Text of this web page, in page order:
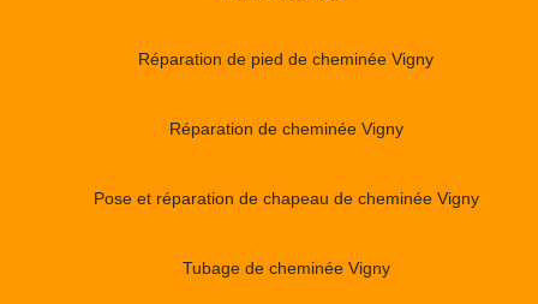
Réparation de pied de cheminée Vigny
Réparation de cheminée Vigny
Pose et réparation de chapeau de cheminée Vigny
Tubage de cheminée Vigny